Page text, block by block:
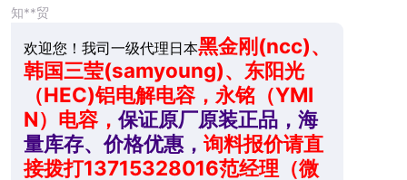
知**贸
欢迎您！我司一级代理日本黑金刚(ncc)、
韩国三莹(samyoung)、东阳光
（HEC)铝电解电容，永铭（YMI
N）电容， 保证原厂原装正品，海
量库存、价格优惠， 询料报价请直
接拨打13715328016范经理（微